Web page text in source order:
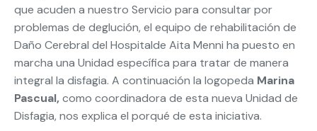
que acuden a nuestro Servicio para consultar por
problemas de deglución, el equipo de rehabilitación de
Daño Cerebral del Hospitalde Aita Menni ha puesto en
marcha una Unidad específica para tratar de manera
integral la disfagia. A continuación la logopeda Marina
Pascual, como coordinadora de esta nueva Unidad de
Disfagia, nos explica el porqué de esta iniciativa.